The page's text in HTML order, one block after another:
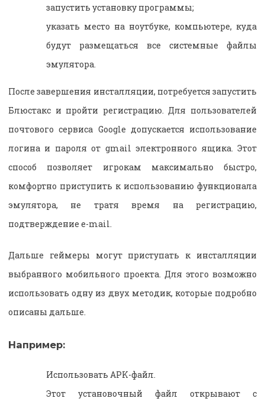
запустить установку программы;
указать место на ноутбуке, компьютере, куда
будут размещаться все системные файлы
эмулятора.
После завершения инсталляции, потребуется запустить
Блюстакс и пройти регистрацию. Для пользователей
почтового сервиса Google допускается использование
логина и пароля от gmail электронного ящика. Этот
способ позволяет игрокам максимально быстро,
комфортно приступить к использованию функционала
эмулятора, не тратя время на регистрацию,
подтверждение e-mail.
Дальше геймеры могут приступать к инсталляции
выбранного мобильного проекта. Для этого возможно
использовать одну из двух методик, которые подробно
описаны дальше.
Например:
Использовать APK-файл.
Этот установочный файл открывают с